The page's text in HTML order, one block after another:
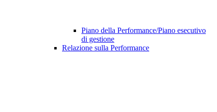
Piano della Performance/Piano esecutivo
di gestione
Relazione sulla Performance